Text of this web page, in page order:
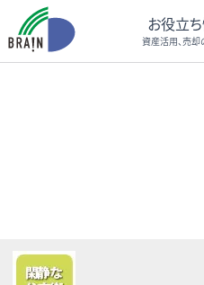
お役立
資産活用、売